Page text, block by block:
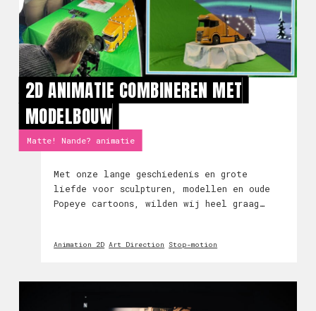
2D ANIMATIE COMBINEREN MET
MODELBOUW
Matte! Nande? animatie
Met onze lange geschiedenis en grote
liefde voor sculpturen, modellen en oude
Popeye cartoons, wilden wij heel graag
in opdracht van DAF Trucks NV. Hier is een
Animation 2D Art Direction Stop-motion